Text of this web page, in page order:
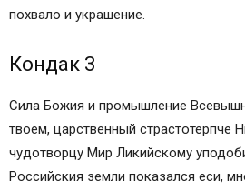
похвало и украшение.
Кондак 3
Сила Божия и промышление
твоем, царственный страстотерпче
чудотворцу Мир Ликийскому
Российския земли показался еси,